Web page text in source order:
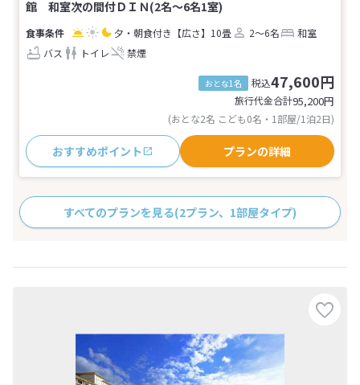
館 和室次の間付ＤＩＮ(2名～6名1室)
夕・朝食付き 【広さ】10畳 2～6名
和室
バス
トイレ 禁煙
おとな1名 税込47,600円
旅行代金合計95,200円
(おとな2名 こども0名・1部屋/1泊2日)
おすすめポイント プランの詳細
すべてのプランを見る(2プラン、1部屋タイプ)